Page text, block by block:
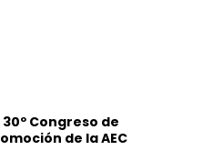
Congreso de
de la AEC